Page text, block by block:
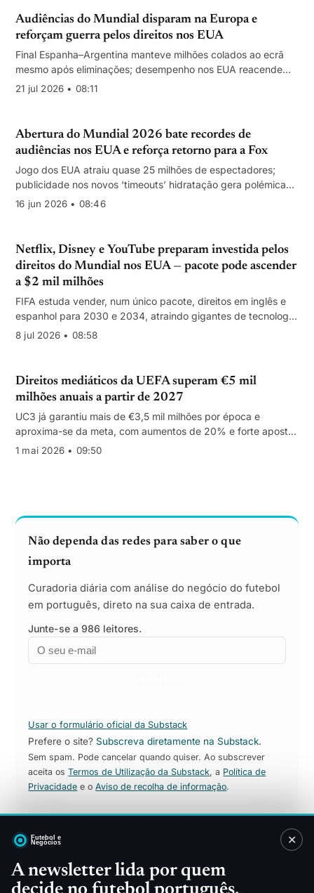
Audiências do Mundial disparam na Europa e
reforçam guerra pelos direitos nos EUA
Final Espanha–Argentina manteve milhões colados ao ecrã
mesmo após eliminações; desempenho nos EUA reacende
disputa por direitos de transmissão
21 jul 2026 • 08:11
Abertura do Mundial 2026 bate recordes de
audiências nos EUA e reforça retorno para a Fox
Jogo dos EUA atraiu quase 25 milhões de espectadores;
publicidade nos novos ‘timeouts’ hidratação gera polémica
mas sem sanções da FIFA
16 jun 2026 • 08:46
Netflix, Disney e YouTube preparam investida pelos
direitos do Mundial nos EUA — pacote pode ascender
a $2 mil milhões
FIFA estuda vender, num único pacote, direitos em inglês e
espanhol para 2030 e 2034, atraindo gigantes de tecnologia
e media e elevando a fasquia de preços.
8 jul 2026 • 08:58
Direitos mediáticos da UEFA superam €5 mil
milhões anuais a partir de 2027
UC3 já garantiu mais de €3,5 mil milhões por época e
aproxima-se da meta, com aumentos de 20% e forte aposta
de Paramount+, Canal+ e Disney+
1 mai 2026 • 09:50
✕
A newsletter lida por quem
Não dependa das redes para saber o que
importa
Curadoria diária com análise do negócio do futebol
em português, direto na sua caixa de entrada.
Junte-se a 986 leitores.
Email
Empresa
Usar o formulário oficial da Substack
Prefere o site?Subscreva diretamente na Substack.
Sem spam. Pode cancelar quando quiser. Ao subscrever
aceita osTermos de Utilização da Substack, a Política de
Privacidade e oAviso de recolha de informação.
Sitemap
Direitos TV
Patrocínios